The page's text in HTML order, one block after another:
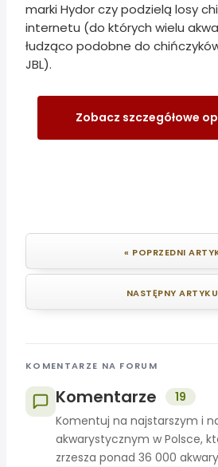
marki Hydor czy podzielą losy
internetu (do których wielu
łudząco podobne do
JBL).
Zobacz szczegółowe
« POPRZEDNI
NASTĘPNY
KOMENTARZE NA FORUM
Komentarze
19
Komentuj na najstarszym i
akwarystycznym w Polsce,
zrzesza ponad 36 000